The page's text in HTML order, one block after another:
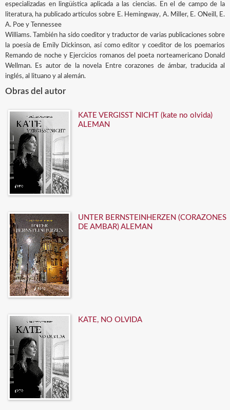
especializadas en lingüística aplicada a las ciencias. En el de campo de la
literatura, ha publicado artículos sobre E. Hemingway, A. Miller, E. ONeill, E.
A. Poe y Tennessee
Williams. También ha sido coeditor y traductor de varias publicaciones sobre
la poesía de Emily Dickinson, así como editor y coeditor de los poemarios
Remando de noche y Ejercicios romanos del poeta norteamericano Donald
Wellman. Es autor de la novela Entre corazones de ámbar, traducida al
inglés, al lituano y al alemán.
Obras del autor
KATE VERGISST NICHT (kate no olvida)
ALEMAN
UNTER BERNSTEINHERZEN (CORAZONES
DE AMBAR) ALEMAN
KATE, NO OLVIDA